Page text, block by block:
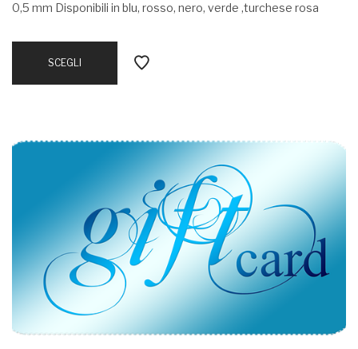
0,5 mm Disponibili in blu, rosso, nero, verde ,turchese rosa
SCEGLI